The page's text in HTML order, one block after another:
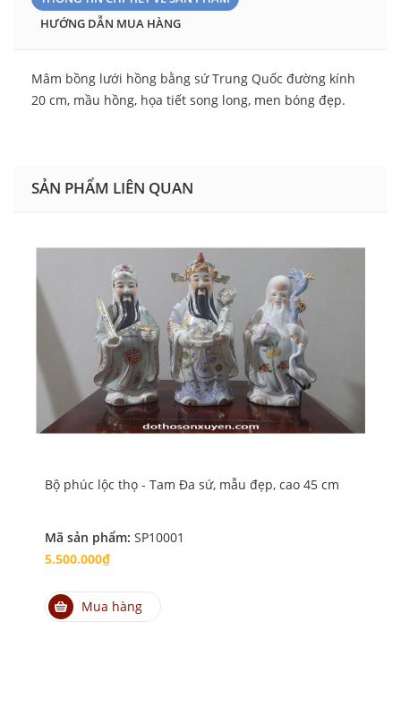
HƯỚNG DẪN MUA HÀNG
Mâm bồng lưới hồng bằng sứ Trung Quốc đường kính
20 cm, mầu hồng, họa tiết song long, men bóng đẹp.
SẢN PHẨM LIÊN QUAN
Bộ phúc lộc thọ - Tam Đa sứ, mẫu đẹp, cao 45 cm
Mã sản phẩm: SP10001
5.500.000₫
Mua hàng